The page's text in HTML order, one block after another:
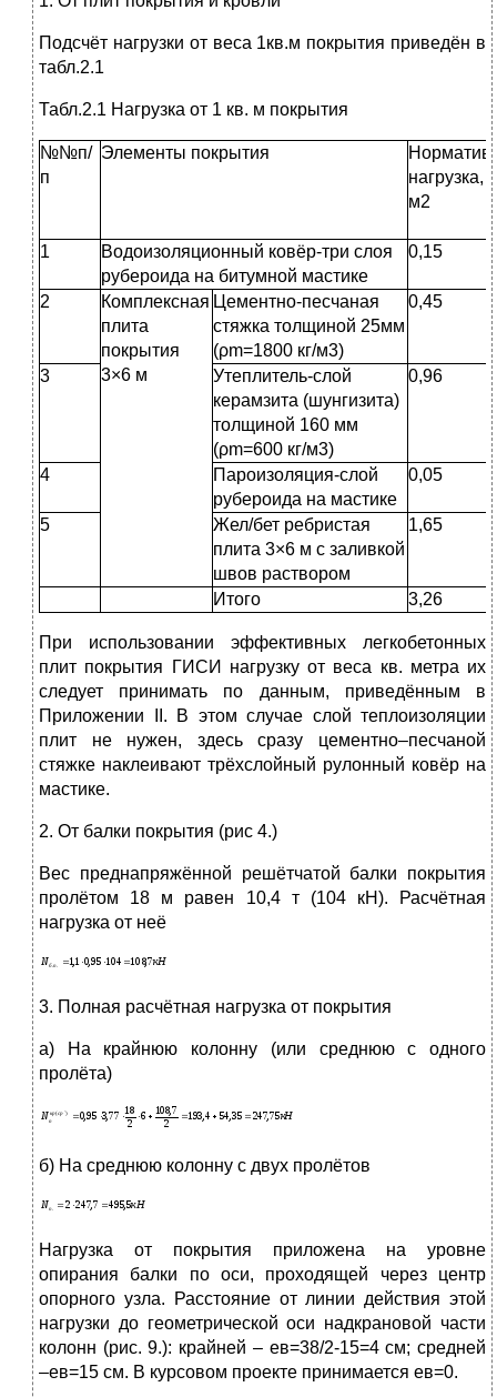
Подсчёт нагрузки от веса 1кв.м покрытия приведён в
табл.2.1
Табл.2.1 Нагрузка от 1 кв. м покрытия
№№п/
п
Элементы покрытия
нагрузка,
м2
1
Водоизоляционный ковёр-три слоя
рубероида на битумной мастике
0,15
2
Комплексная
плита
покрытия
3×6 м
Цементно-песчаная
стяжка толщиной 25мм
(ρm=1800 кг/м3)
0,45
3
Утеплитель-слой
керамзита (шунгизита)
толщиной 160 мм
(ρm=600 кг/м3)
0,96
4
Пароизоляция-слой
рубероида на мастике
0,05
5
Жел/бет ребристая
плита 3×6 м с заливкой
швов раствором
1,65
Итого 3,26
При использовании эффективных легкобетонных
плит покрытия ГИСИ нагрузку от веса кв. метра их
следует принимать по данным, приведённым в
Приложении II. В этом случае слой теплоизоляции
плит не нужен, здесь сразу цементно–песчаной
стяжке наклеивают трёхслойный рулонный ковёр на
мастике.
2. От балки покрытия (рис 4.)
Вес преднапряжённой решётчатой балки покрытия
пролётом 18 м равен 10,4 т (104 кН). Расчётная
нагрузка от неё
3. Полная расчётная нагрузка от покрытия
а) На крайнюю колонну (или среднюю с одного
пролёта)
б) На среднюю колонну с двух пролётов
Нагрузка от покрытия приложена на уровне
опирания балки по оси, проходящей через центр
опорного узла. Расстояние от линии действия этой
нагрузки до геометрической оси надкрановой части
колонн (рис. 9.): крайней – ев=38/2-15=4 см; средней
–ев=15 см. В курсовом проекте принимается ев=0.